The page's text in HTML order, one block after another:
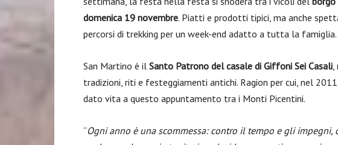
domenica 19 novembre. Piatti e prodotti tipici, ma anche
percorsi di trekking per un week-end adatto a tutta la famiglia.
San Martino è il Santo Patrono del casale di Giffoni Sei Casali,
tradizioni, riti e festeggiamenti antichi. Ragion per cui, nel
dato vita a questo appuntamento tra i Monti Picentini.
“Ogni anno è una scommessa: contro il tempo e gli